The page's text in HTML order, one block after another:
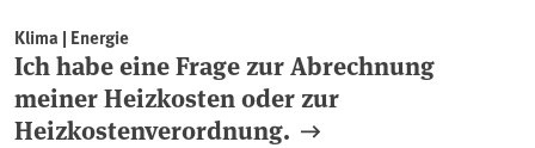
Klima | Energie
Ich habe eine Frage zur Abrechnung
meiner Heizkosten oder zur
Heizkostenverordnung.